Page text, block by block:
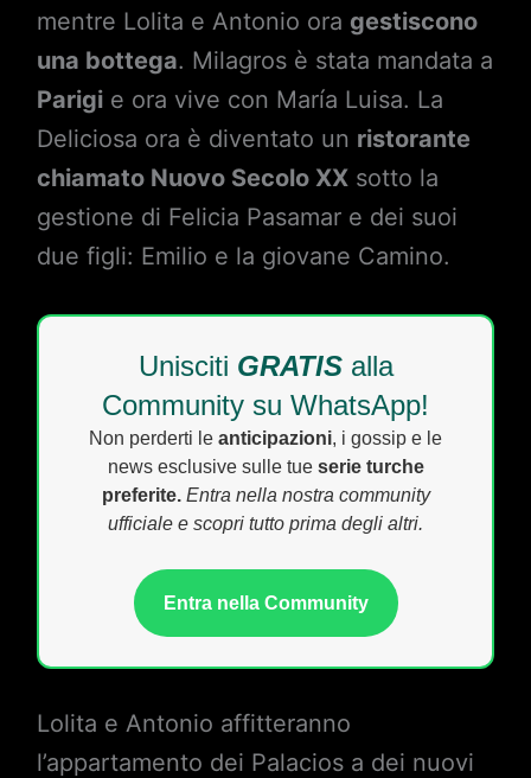
mentre Lolita e Antonio ora gestiscono
una bottega. Milagros è stata mandata a
Parigie ora vive con María Luisa. La
Deliciosa ora è diventato un ristorante
chiamato Nuovo Secolo XXsotto la
gestione di Felicia Pasamar e dei suoi
due figli: Emilio e la giovane Camino.
Unisciti GRATISalla
Community su WhatsApp!
Non perderti le anticipazioni, i gossip e le
news esclusive sulle tue serie turche
preferite. Entra nella nostra community
ufficiale e scopri tutto prima degli altri.
Entra nella Community
Lolita e Antonio affitteranno
l’appartamento dei Palacios a dei nuovi